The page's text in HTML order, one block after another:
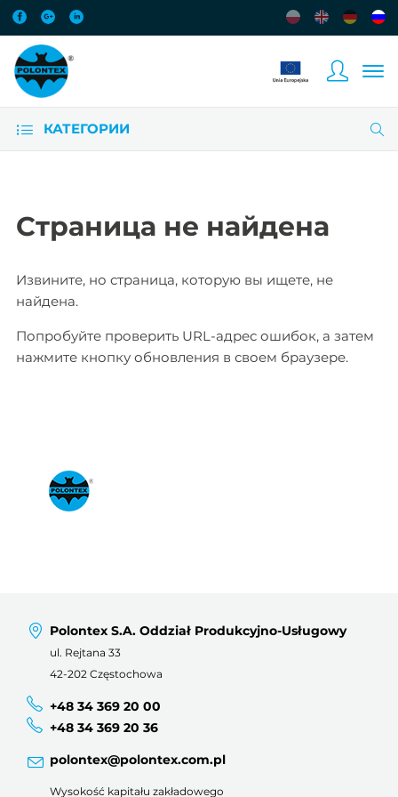
КАТЕГОРИИ
Страница не найдена
Извините, но страница, которую вы ищете, не
найдена.
Попробуйте проверить URL-адрес ошибок, а затем
нажмите кнопку обновления в своем браузере.
Polontex S.A. Oddział Produkcyjno-Usługowy
ul. Rejtana 33
42-202 Częstochowa
+48 34 369 20 00
+48 34 369 20 36
polontex@polontex.com.pl
Wysokość kapitału zakładowego